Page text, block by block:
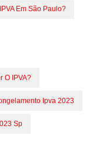
Em São Paulo?
O IPVA?
Ipva 2023
Sp